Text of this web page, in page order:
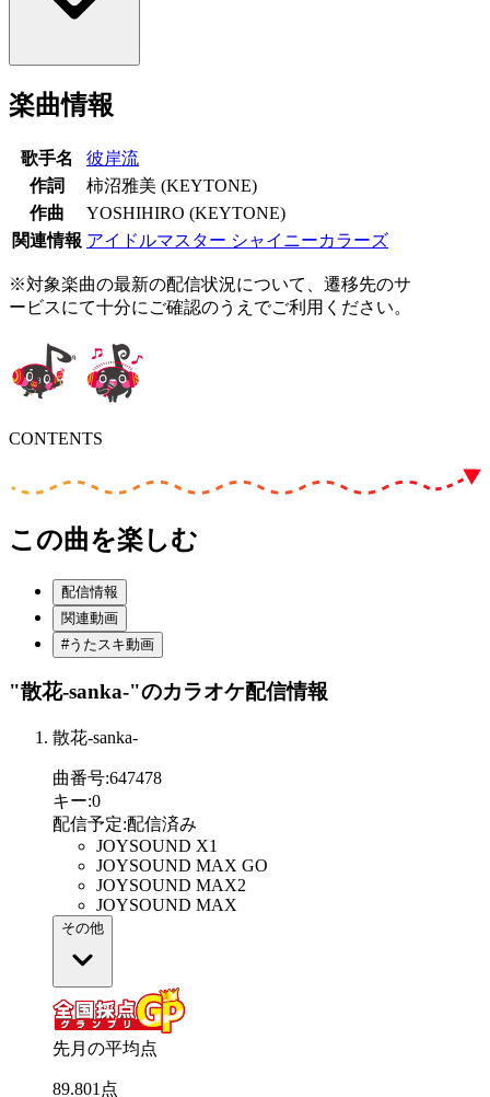
楽曲情報
歌手名
彼岸流
作詞
柿沼雅美 (KEYTONE)
作曲
YOSHIHIRO (KEYTONE)
関連情報 アイドルマスター シャイニーカラーズ
※対象楽曲の最新の配信状況について、遷移先のサ
ービスにて十分にご確認のうえでご利用ください。
CONTENTS
この曲を楽しむ
配信情報
関連動画
#うたスキ動画
"散花-sanka-"のカラオケ配信情報
散花-sanka-
曲番号:647478
キー:0
配信予定:配信済み
JOYSOUND X1
JOYSOUND MAX GO
JOYSOUND MAX2
JOYSOUND MAX
その他
先月の平均点
89.801 点